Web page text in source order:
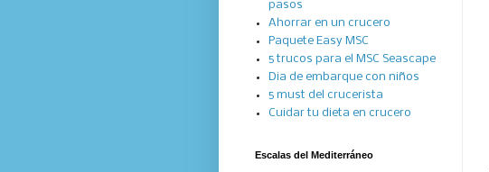
pasos
Ahorrar en un crucero
Paquete Easy MSC
5 trucos para el MSC Seascape
Dia de embarque con niños
5 must del crucerista
Cuidar tu dieta en crucero
Escalas del Mediterráneo